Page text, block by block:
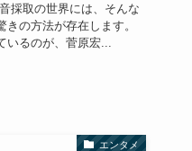
採取の世界には、そんな
きの方法が存在します。
いるのが、菅原宏...
エンタメ